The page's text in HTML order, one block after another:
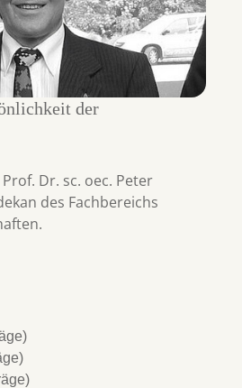
der
Dr. sc. oec. Peter
des Fachbereichs